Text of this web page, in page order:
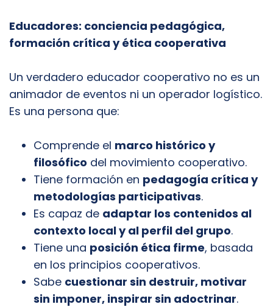
Educadores: conciencia pedagógica,
formación crítica y ética cooperativa
Un verdadero educador cooperativo no es un
animador de eventos ni un operador logístico.
Es una persona que:
Comprende el marco histórico y
filosófico del movimiento cooperativo.
Tiene formación en pedagogía crítica y
metodologías participativas.
Es capaz de adaptar los contenidos al
contexto local y al perfil del grupo.
Tiene una posición ética firme, basada
en los principios cooperativos.
Sabe cuestionar sin destruir, motivar
sin imponer, inspirar sin adoctrinar.